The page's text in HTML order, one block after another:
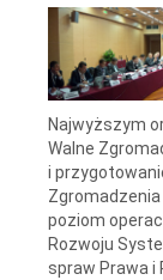
Najwyższym
Walne
i
Zgromadzenia
poziom
Rozwoju
spraw Prawa i